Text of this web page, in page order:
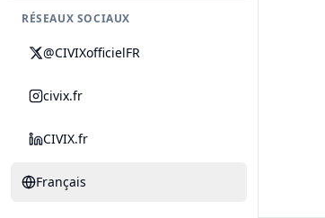
RÉSEAUX SOCIAUX
@CIVIXofficielFR
civix.fr
CIVIX.fr
Français